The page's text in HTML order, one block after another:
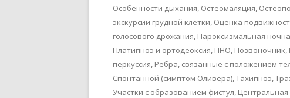
Особенности дыхания, Остеомаляция,
экскурсии грудной клетки, Оценка
голосового дрожания, Пароксизмальная
Платипноэ и ортодеоксия, ПНО, Позвоночник,
перкуссия, Ребра, связанные с положением
Спонтанной (симптом Оливера),Тахипноэ,
Участки с образованием фистул, Центральная